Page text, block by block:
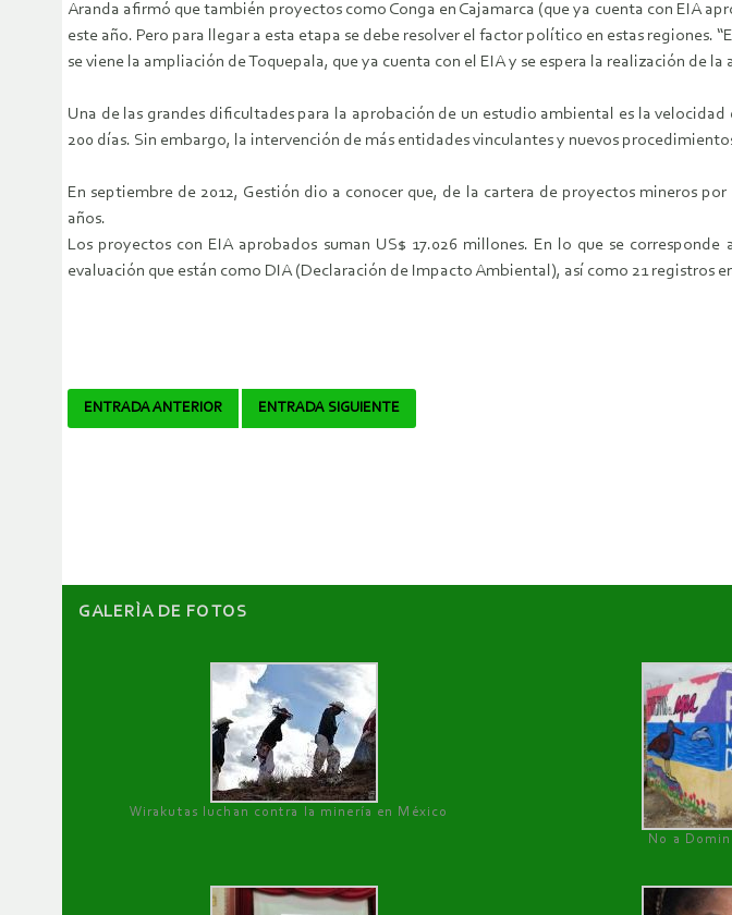
Aranda afirmó que también proyectos como Conga en Cajamarca (que ya cuenta con EIA
este año. Pero para llegar a esta etapa se debe resolver el factor político en estas regiones.
se viene la ampliación de Toquepala, que ya cuenta con el EIA y se espera la realización de
Una de las grandes dificultades para la aprobación de un estudio ambiental es la
200 días. Sin embargo, la intervención de más entidades vinculantes y nuevos
En septiembre de 2012, Gestión dio a conocer que, de la cartera de proyectos mineros
años.
Los proyectos con EIA aprobados suman US$ 17.026 millones. En lo que se
evaluación que están como DIA (Declaración de Impacto Ambiental), así como 21
Navegador
ENTRADA ANTERIOR ENTRADA SIGUIENTE
GALERÌA DE FOTOS
Wirakutas luchan contra la minería en México
No a